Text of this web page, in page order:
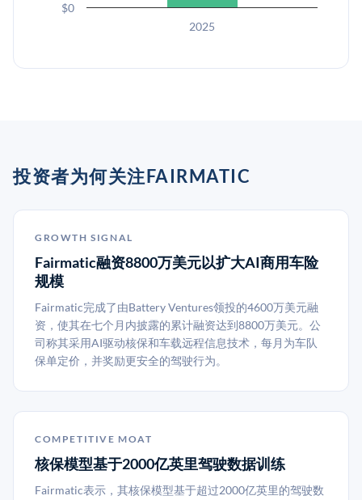
2025
$0
投资者为何关注FAIRMATIC
GROWTH SIGNAL
Fairmatic融资8800万美元以扩大AI商用车险
规模
Fairmatic完成了由Battery Ventures领投的4600万美元融
资，使其在七个月内披露的累计融资达到8800万美元。公
司称其采用AI驱动核保和车载远程信息技术，每月为车队
保单定价，并奖励更安全的驾驶行为。
COMPETITIVE MOAT
核保模型基于2000亿英里驾驶数据训练
Fairmatic表示，其核保模型基于超过2000亿英里的驾驶数